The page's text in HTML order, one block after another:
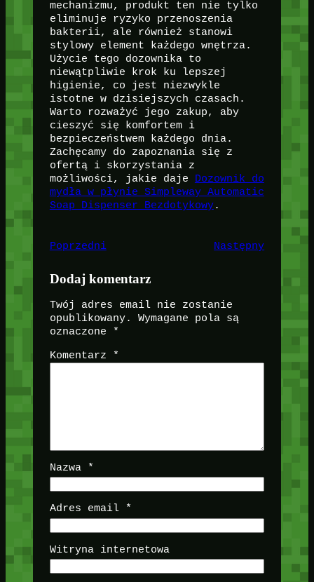
mechanizmu, produkt ten nie tylko
eliminuje ryzyko przenoszenia
bakterii, ale również stanowi
stylowy element każdego wnętrza.
Użycie tego dozownika to
niewątpliwie krok ku lepszej
higienie, co jest niezwykle
istotne w dzisiejszych czasach.
Warto rozważyć jego zakup, aby
cieszyć się komfortem i
bezpieczeństwem każdego dnia.
Zachęcamy do zapoznania się z
ofertą i skorzystania z
możliwości, jakie daje Dozownik do
mydła w płynie Simpleway Automatic
Soap Dispenser Bezdotykowy.
Poprzedni Następny
Dodaj komentarz
Twój adres email nie zostanie
opublikowany.
Wymagane pola są
oznaczone
*
Komentarz *
Nazwa *
Adres email *
Witryna internetowa